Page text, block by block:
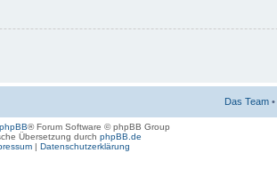
Das Team •
phpBB® Forum Software © phpBB Group
Übersetzung durch phpBB.de
| Datenschutzerklärung